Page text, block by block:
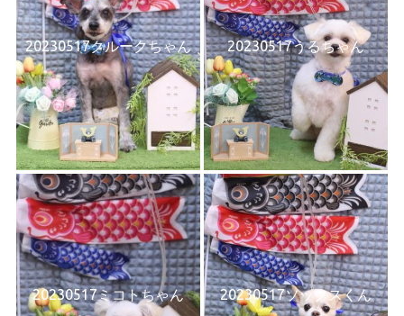
20230517クルークちゃん 20230517うるちゃん
20230517ミコトちゃん 20230517ソックスくん